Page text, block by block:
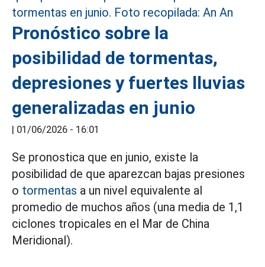
Pronóstico sobre la
posibilidad de tormentas,
depresiones y fuertes lluvias
generalizadas en junio
| 01/06/2026 - 16:01
Se pronostica que en junio, existe la
posibilidad de que aparezcan bajas presiones
o tormentas a un nivel equivalente al
promedio de muchos años (una media de 1,1
ciclones tropicales en el Mar de China
Meridional).